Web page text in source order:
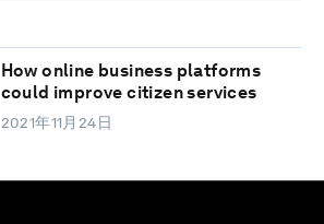
How online business platforms
could improve citizen services
2021年11月24日